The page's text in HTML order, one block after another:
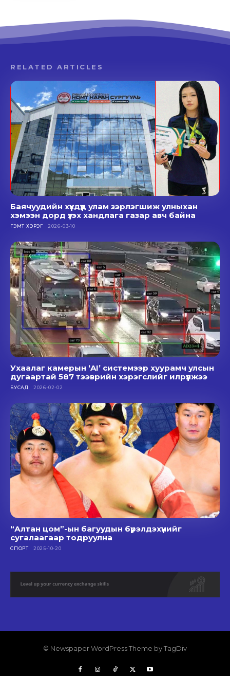
RELATED ARTICLES
Баячуудийн хүүхдүүд улам зэрлэгшиж улныхан
хэмээн дорд үзэх хандлага газар авч байна
ГЭМТ ХЭРЭГ 2026-03-10
Ухаалаг камерын ‘AI’ системээр хуурамч улсын
дугаартай 587 тээврийн хэрэгслийг илрүүлжээ
БУСАД 2026-02-02
“Алтан цом”-ын багуудын бүрэлдэхүүнийг
сугалаагаар тодруулна
СПОРТ 2025-10-20
© Newspaper WordPress Theme by TagDiv